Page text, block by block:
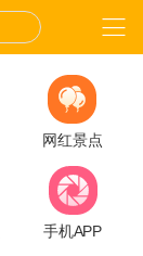
网红景点
手机APP